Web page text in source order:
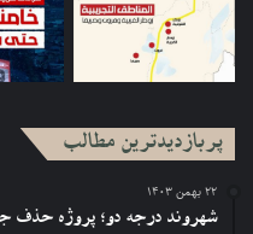
پربازدیدترین مطالب
۲۲ بهمن ۱۴۰۳
شهروند درجه دو؛ پروژه حذف